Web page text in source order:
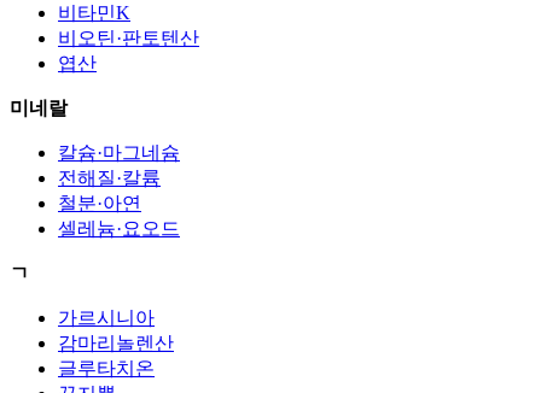
비타민K
비오틴·판토텐산
엽산
미네랄
칼슘·마그네슘
전해질·칼륨
철분·아연
셀레늄·요오드
ㄱ
가르시니아
감마리놀렌산
글루타치온